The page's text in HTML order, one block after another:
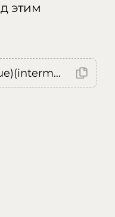
этим
Error: (intermediate value)(intermediate value)(intermediate value).replaceAll is not a function